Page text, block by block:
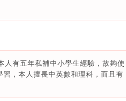
人有五年私補中小學生經驗，故夠使
，本人擅長中英數和理科，而且有